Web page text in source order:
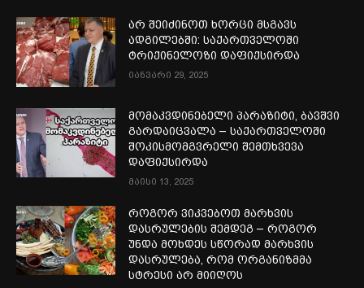
არ შეიძინოთ ხორცი მსგავს
ადგილებში: საქართველოში
ტრიქინელოზი დაფიქსირდა
იანვარი 29, 2025
მომაკვდინებელი პარაზიტი, ბავშვი
გარდაიცვალა – საქართველოში
შოკისმომგვრელი შემთხვევა
დაფიქსირდა
მაისი 13, 2025
როგორ ვიკვებოთ მარხვის
დასრულების შემდეგ – როგორ
უნდა მოხდეს სწორად მარხვის
დასრულება, რომ ორგანიზმმა
სტრესი არ მიიღოს